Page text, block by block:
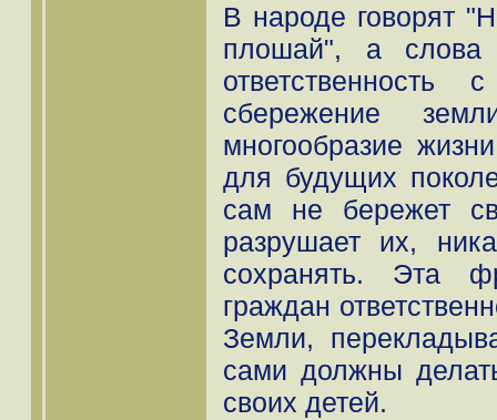
В народе говорят
плошай", а слова
сбережение
многообразие
для будущих
сам не бережет
разрушает их,
сохранять. Эта
граждан
Земли,
сами должны
своих детей.